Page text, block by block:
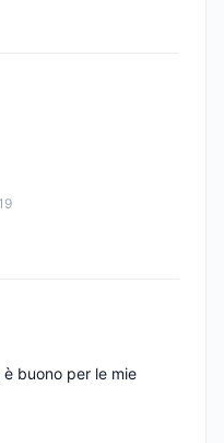
buono per le mie